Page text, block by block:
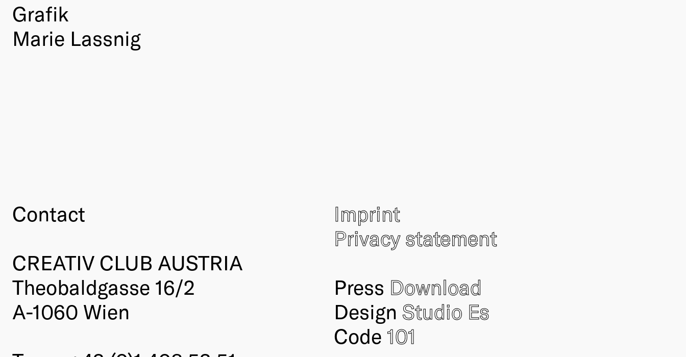
Grafik
Marie Lassnig
Contact
CREATIV CLUB AUSTRIA
Theobaldgasse 16/2
A-1060 Wien
Imprint
Privacy statement
Press Download
Design Studio Es
Code 101